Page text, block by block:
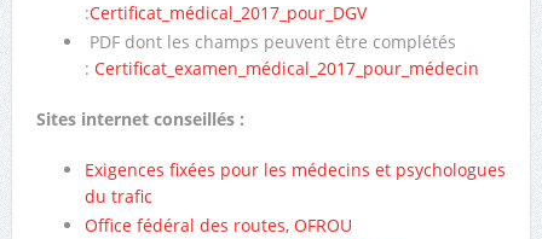
:Certificat_médical_2017_pour_DGV
PDF dont les champs peuvent être complétés
: Certificat_examen_médical_2017_pour_médecin
Sites internet conseillés :
Exigences fixées pour les médecins et psychologues
du trafic
Office fédéral des routes, OFROU